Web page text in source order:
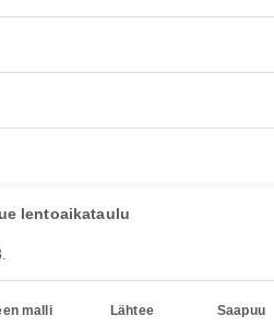
lentoaikataulu
malli Lähtee Saapuu